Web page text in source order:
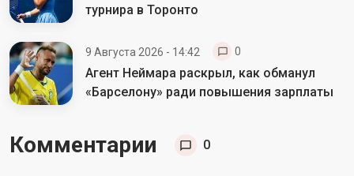
турнира в Торонто
9 Августа 2026 - 14:42 0
Агент Неймара раскрыл, как обманул
«Барселону» ради повышения зарплаты
Комментарии 0